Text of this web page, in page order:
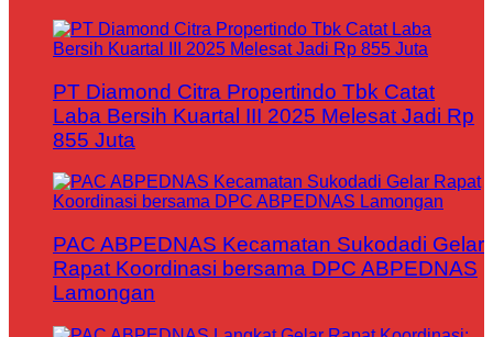
PT Diamond Citra Propertindo Tbk Catat
Laba Bersih Kuartal III 2025 Melesat Jadi Rp
855 Juta
PAC ABPEDNAS Kecamatan Sukodadi Gelar
Rapat Koordinasi bersama DPC ABPEDNAS
Lamongan